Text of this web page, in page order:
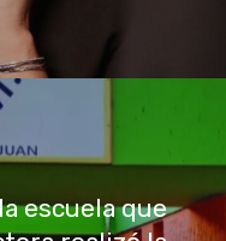
escuela que